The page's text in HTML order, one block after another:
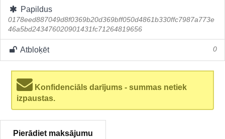
Papildus
0178eed887049d8f0369b20d369bff050d4861b330ffc7987a773e
46a5bd243476020901431fc71264819656
Atbloķēt 0
Konfidenciāls darījums - summas netiek
izpaustas.
Pierādiet maksājumu